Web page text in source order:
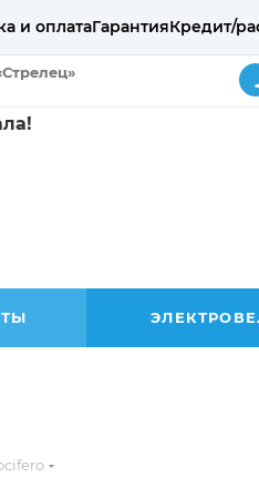
и оплатаГарантияКредит/